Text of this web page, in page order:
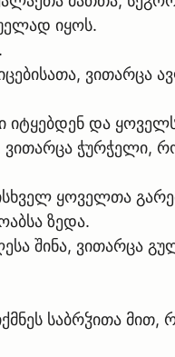
იყოს.
ვითარცა
და
ჭურჭელი,
ყოველთა
ზედა.
შინა, ვითარცა
საბრჴითა მით,